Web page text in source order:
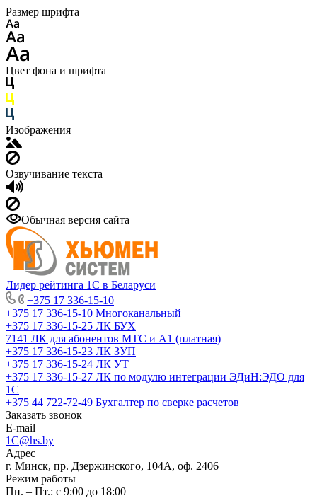
Размер шрифта
Цвет фона и шрифта
Изображения
Озвучивание текста
Обычная версия сайта
Лидер рейтинга 1С в Беларуси
+375 17 336-15-10
+375 17 336-15-10 Многоканальный
+375 17 336-15-25 ЛК БУХ
7141 ЛК для абонентов МТС и А1 (платная)
+375 17 336-15-23 ЛК ЗУП
+375 17 336-15-24 ЛК УТ
+375 17 336-15-27 ЛК по модулю интеграции ЭДиН:ЭДО для
1С
+375 44 722-72-49 Бухгалтер по сверке расчетов
Заказать звонок
E-mail
1C@hs.by
Адрес
г. Минск, пр. Дзержинского, 104А, оф. 2406
Режим работы
Пн. – Пт.: с 9:00 до 18:00